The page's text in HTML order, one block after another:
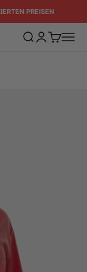
PREISEN
Suche öffnen